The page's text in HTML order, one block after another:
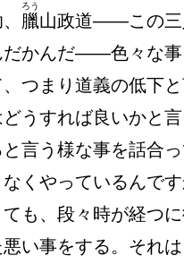
臘
ろう
山政道――この三
かんだ――色々な
つまり道義の低下
うすれば良いかと
言う様な事を話合
くやっているんで
も、段々時が経つ
悪い事をする。そ